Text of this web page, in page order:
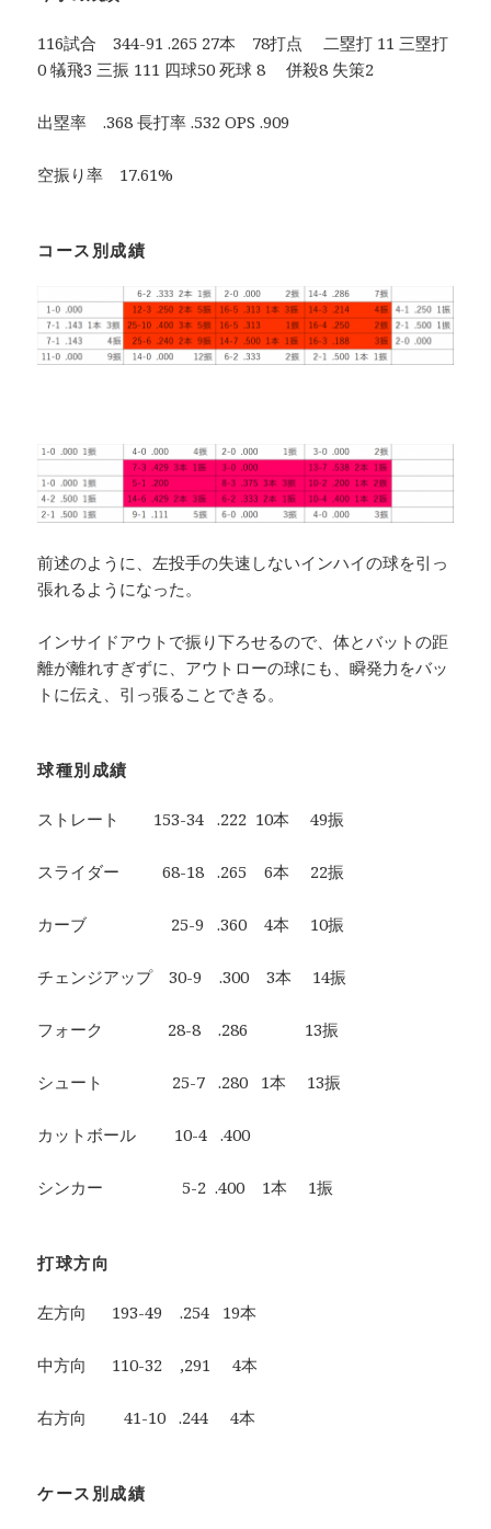
116試合 344-91 .265 27本 78打点 二塁打 11 三塁打
0 犠飛3 三振 111 四球50 死球 8 併殺8 失策2
出塁率 .368 長打率 .532 OPS .909
空振り率 17.61%
コース別成績
前述のように、左投手の失速しないインハイの球を引っ
張れるようになった。
インサイドアウトで振り下ろせるので、体とバットの距
離が離れすぎずに、アウトローの球にも、瞬発力をバッ
トに伝え、引っ張ることできる。
球種別成績
ストレート 153-34 .222 10本 49振
スライダー 68-18 .265 6本 22振
カーブ 25-9 .360 4本 10振
チェンジアップ 30-9 .300 3本 14振
フォーク 28-8 .286 13振
シュート 25-7 .280 1本 13振
カットボール 10-4 .400
シンカー 5-2 .400 1本 1振
打球方向
左方向 193-49 .254 19本
中方向 110-32 ,291 4本
右方向 41-10 .244 4本
ケース別成績